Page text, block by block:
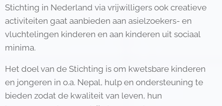
Stichting in Nederland via vrijwilligers ook creatieve
activiteiten gaat aanbieden aan asielzoekers- en
vluchtelingen kinderen en aan kinderen uit sociaal
minima.
Het doel van de Stichting is om kwetsbare kinderen
en jongeren in o.a. Nepal, hulp en ondersteuning te
bieden zodat de kwaliteit van leven, hun